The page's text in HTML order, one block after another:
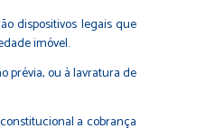
dispositivos legais que
imóvel.
prévia, ou à lavratura de
a cobrança